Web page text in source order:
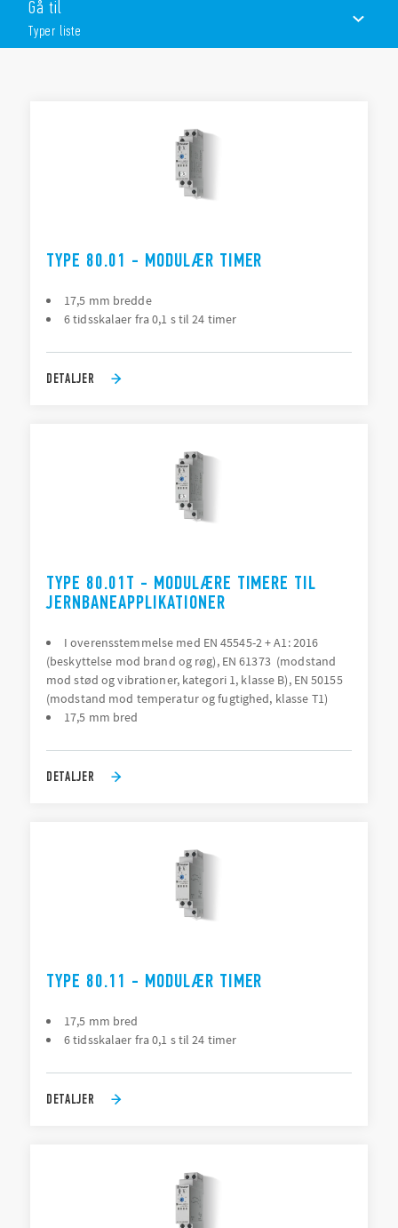
Seks tidsområder fra 0,1 sek til 24 timer
Multispænding
Høj indgang / udgangsisolering
Gå til
Typer liste
TYPE 80.01 - MODULÆR TIMER
17,5 mm bredde
6 tidsskalaer fra 0,1 s til 24 timer
DETALJER
TYPE 80.01T - MODULÆRE TIMERE TIL
JERNBANEAPPLIKATIONER
I overensstemmelse med EN 45545-2 + A1: 2016
(beskyttelse mod brand og røg), EN 61373 (modstand
mod stød og vibrationer, kategori 1, klasse B), EN 50155
(modstand mod temperatur og fugtighed, klasse T1)
17,5 mm bred
DETALJER
TYPE 80.11 - MODULÆR TIMER
17,5 mm bred
6 tidsskalaer fra 0,1 s til 24 timer
DETALJER